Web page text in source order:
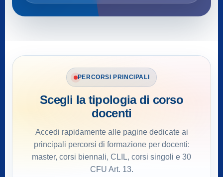
PERCORSI PRINCIPALI
Scegli la tipologia di corso
docenti
Accedi rapidamente alle pagine dedicate ai
principali percorsi di formazione per docenti:
master, corsi biennali, CLIL, corsi singoli e 30
CFU Art. 13.